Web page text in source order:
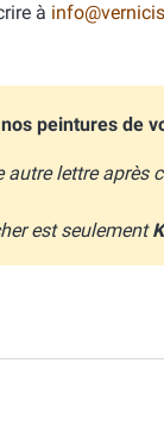
à
peintures de
lettre après
est seulement